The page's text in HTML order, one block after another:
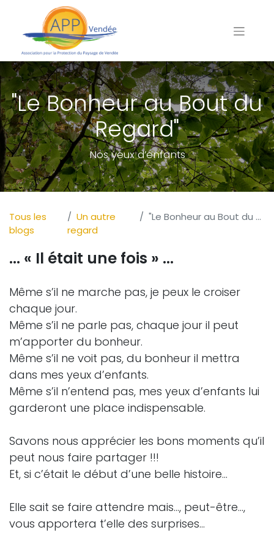
"Le Bonheur au Bout du
Regard"
Nos yeux d’enfants
Tous les
blogs
Un autre
regard
"Le Bonheur au Bout du Regard"
... « Il était une fois » ...
Même s’il ne marche pas, je peux le croiser
chaque jour.
Même s’il ne parle pas, chaque jour il peut
m’apporter du bonheur.
Même s’il ne voit pas, du bonheur il mettra
dans mes yeux d’enfants.
Même s’il n’entend pas, mes yeux d’enfants lui
garderont une place indispensable.
Savons nous apprécier les bons moments qu’il
peut nous faire partager !!!
Et, si c’était le début d’une belle histoire...
Elle sait se faire attendre mais..., peut-être…,
vous apportera t’elle des surprises…